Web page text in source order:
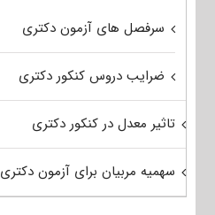
سرفصل های آزمون دکتری
ضرایب دروس کنکور دکتری
تاثیر معدل در کنکور دکتری
سهمیه مربیان برای آزمون دکتری